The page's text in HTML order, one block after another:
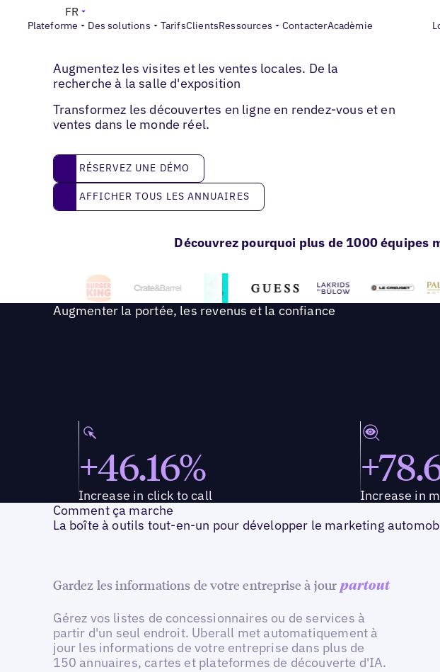
Plateforme Des solutions TarifsClientsRessources ContacterAcadèmie
FR
Automobile
Augmentez les visites et les ventes locales. De la
recherche à la salle d'exposition
Transformez les découvertes en ligne en rendez-vous et en
ventes dans le monde réel.
réservez une démo
RÉSERVEZ UNE DÉMO
Afficher tous les annuaires
AFFICHER TOUS LES ANNUAIRES
Découvrez pourquoi plus de 1000
Augmenter la portée, les revenus et la confiance
+46.16%
Increase in click to call Increase in
Comment ça marche
La boîte à outils tout-en-un pour développer le marketing
Gardez les informations de votre entreprise à jour partout
Gérez vos listes de concessionnaires ou de services à
partir d'un seul endroit. Uberall met automatiquement à
jour les informations de votre entreprise dans plus de
150 annuaires, cartes et plateformes de découverte d'IA.